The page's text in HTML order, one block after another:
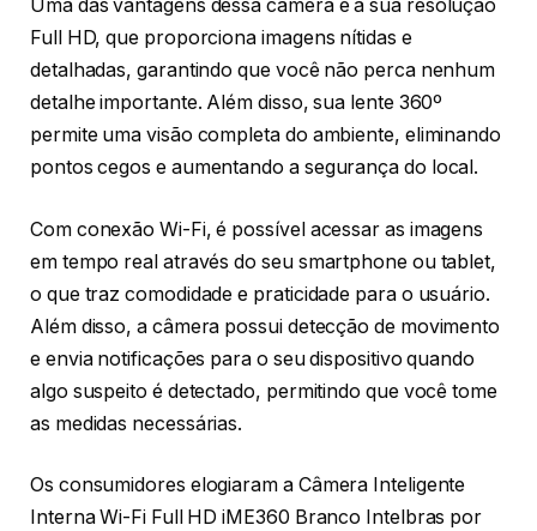
Uma das vantagens dessa câmera é a sua resolução
Full HD, que proporciona imagens nítidas e
detalhadas, garantindo que você não perca nenhum
detalhe importante. Além disso, sua lente 360º
permite uma visão completa do ambiente, eliminando
pontos cegos e aumentando a segurança do local.
Com conexão Wi-Fi, é possível acessar as imagens
em tempo real através do seu smartphone ou tablet,
o que traz comodidade e praticidade para o usuário.
Além disso, a câmera possui detecção de movimento
e envia notificações para o seu dispositivo quando
algo suspeito é detectado, permitindo que você tome
as medidas necessárias.
Os consumidores elogiaram a Câmera Inteligente
Interna Wi-Fi Full HD iME360 Branco Intelbras por